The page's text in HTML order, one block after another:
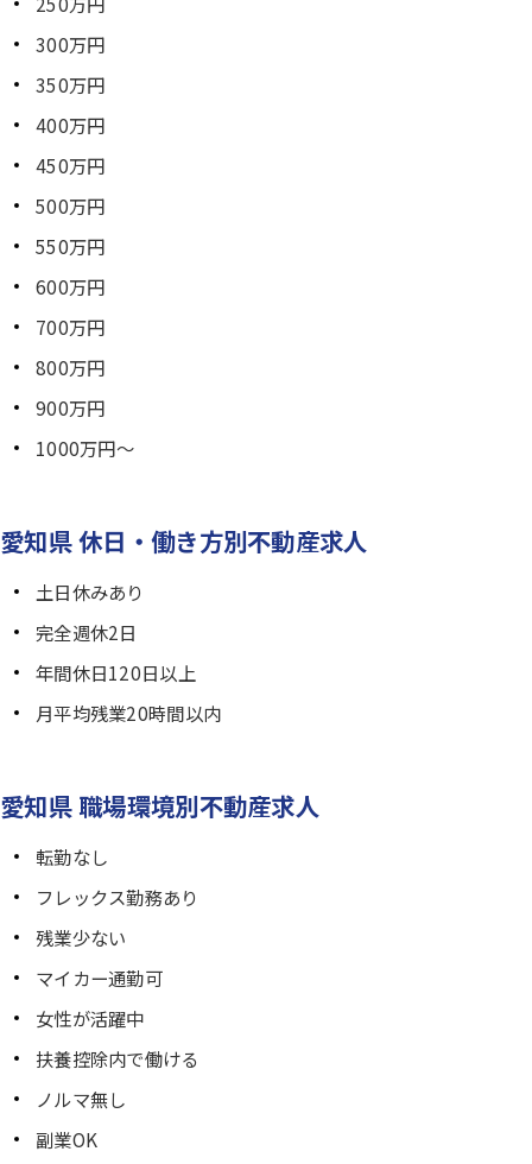
300万円
350万円
400万円
450万円
500万円
550万円
600万円
700万円
800万円
900万円
1000万円～
愛知県 休日・働き方別不動産求人
土日休みあり
完全週休2日
年間休日120日以上
月平均残業20時間以内
愛知県 職場環境別不動産求人
転勤なし
フレックス勤務あり
残業少ない
マイカー通勤可
女性が活躍中
扶養控除内で働ける
ノルマ無し
副業OK